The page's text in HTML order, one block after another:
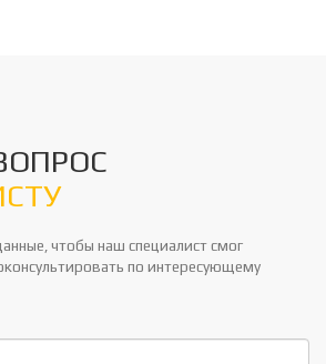
чтобы наш специалист смог
по интересующему